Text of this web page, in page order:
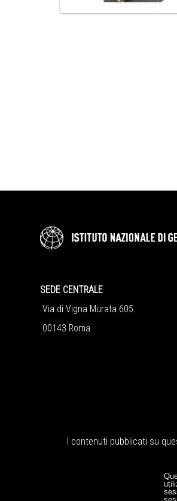
SEDE CENTRALE
Via di Vigna Murata 605
00143 Roma
I contenuti pubblicati su